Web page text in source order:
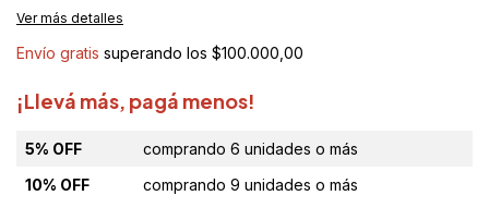
Ver más detalles
Envío gratis superando los $100.000,00
¡Llevá más, pagá menos!
5% OFF
comprando 6 unidades o más
10% OFF
comprando 9 unidades o más